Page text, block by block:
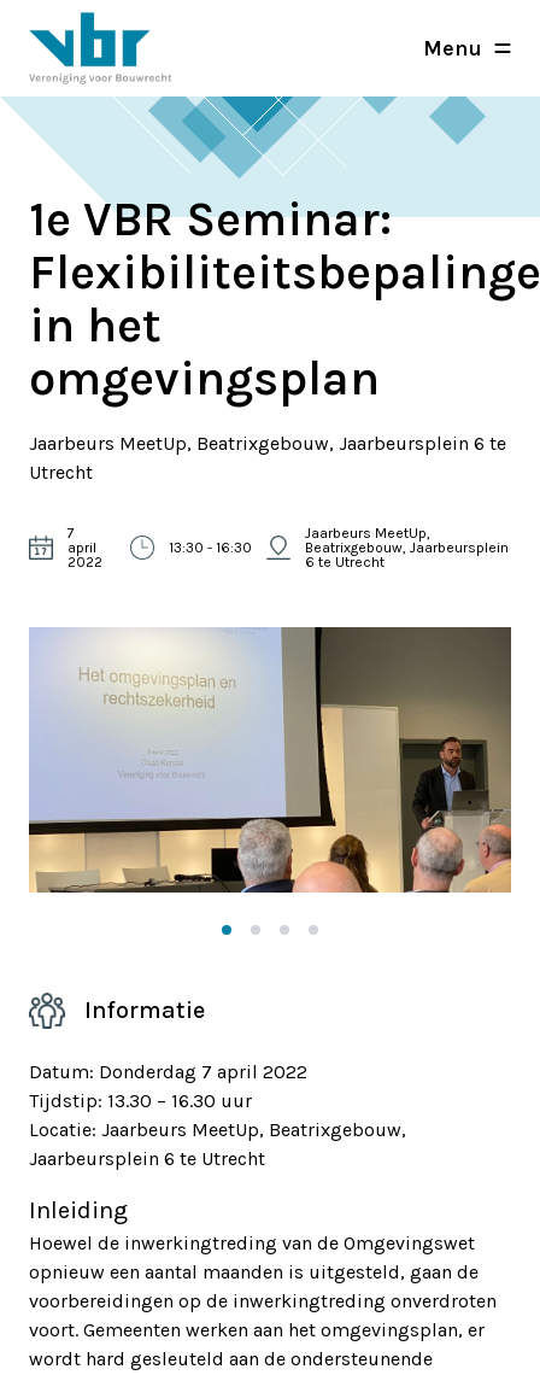
Menu
1e VBR Seminar:
in het
omgevingsplan
Jaarbeurs MeetUp, Beatrixgebouw, Jaarbeursplein 6 te
Utrecht
7
april
2022
13:30 - 16:30
Jaarbeurs MeetUp,
Beatrixgebouw, Jaarbeursplein
6 te Utrecht
Informatie
Datum: Donderdag 7 april 2022
Tijdstip: 13.30 – 16.30 uur
Locatie: Jaarbeurs MeetUp, Beatrixgebouw,
Jaarbeursplein 6 te Utrecht
Inleiding
Hoewel de inwerkingtreding van de Omgevingswet
opnieuw een aantal maanden is uitgesteld, gaan de
voorbereidingen op de inwerkingtreding onverdroten
voort. Gemeenten werken aan het omgevingsplan, er
wordt hard gesleuteld aan de ondersteunende